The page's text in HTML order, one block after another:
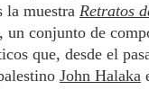
la muestra Retratos
conjunto de
que, desde el
John Halaka